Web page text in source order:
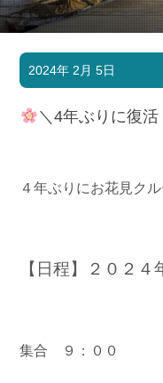
マリンクラブ
マリンライフを堪能したい！
ボート免許
長年の実績と信頼！
Shop Info.
採用情報
2024年 2月 5日
＼4年ぶりに復
４年ぶりにお花見ク
【日程】２０２４
集合 ９：００